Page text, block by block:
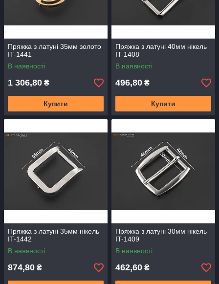
Пряжка з латуні 35мм золото
IT-1441
В наявності
1 306,80 ₴
Купити
Пряжка з латуні 40мм нікель
IT-1408
В наявності
496,80 ₴
Купити
Пряжка з латуні 35мм нікель
IT-1442
В наявності
874,80 ₴
Пряжка з латуні 30мм нікель
IT-1409
В наявності
462,60 ₴